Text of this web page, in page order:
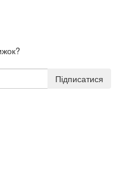
Підписатися